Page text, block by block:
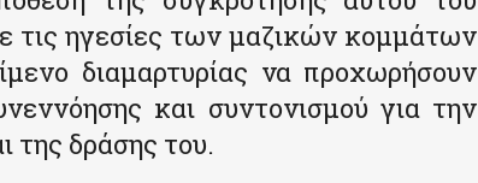
τις ηγεσίες των μαζικών κομμάτων
διαμαρτυρίας να προχωρήσουν
και συντονισμού για την
της δράσης του.